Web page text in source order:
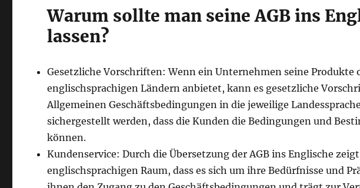
Warum sollte man seine AGB ins
lassen?
Gesetzliche Vorschriften: Wenn ein Unternehmen seine Produkte
englischsprachigen Ländern anbietet, kann es gesetzliche
Allgemeinen Geschäftsbedingungen in die jeweilige
sichergestellt werden, dass die Kunden die Bedingungen und
können.
Kundenservice: Durch die Übersetzung der AGB ins Englische
englischsprachigen Raum, dass es sich um ihre Bedürfnisse und